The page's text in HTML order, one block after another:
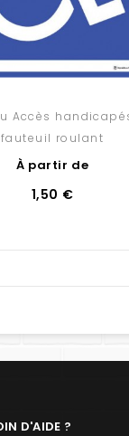
Accès
fauteuil roulant
À partir de
1,50 €
D'AIDE ?